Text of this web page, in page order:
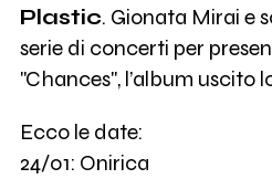
Plastic. Gionata Mirai e
serie di concerti per
"Chances", l’album uscito
Ecco le date:
24/01: Onirica